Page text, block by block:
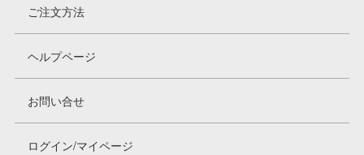
ご注文方法
ヘルプページ
お問い合せ
ログイン/マイページ